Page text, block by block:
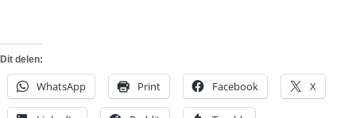
Dit delen:
WhatsApp Print Facebook X